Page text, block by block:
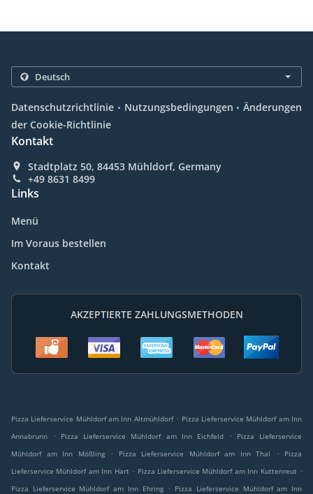
Datenschutzrichtlinie . Nutzungsbedingungen . Änderungen
der Cookie-Richtlinie
Kontakt
Stadtplatz 50, 84453 Mühldorf, Germany
+49 8631 8499
Links
Menü
Im Voraus bestellen
Kontakt
AKZEPTIERTE ZAHLUNGSMETHODEN
Pizza Lieferservice Mühldorf am Inn Altmühldorf . Pizza Lieferservice Mühldorf am Inn
Annabrunn
. Pizza Lieferservice Mühldorf am Inn Eichfeld .
Pizza Lieferservice
Mühldorf am Inn Mößling
. Pizza Lieferservice Mühldorf am Inn Thal .
Pizza
Lieferservice Mühldorf am Inn Hart . Pizza Lieferservice Mühldorf am Inn Kuttenreut .
Pizza Lieferservice Mühldorf am Inn Ehring . Pizza Lieferservice Mühldorf am Inn